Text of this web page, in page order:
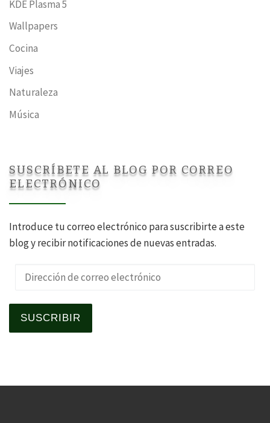
KDE Plasma 5
Wallpapers
Cocina
Viajes
Naturaleza
Música
SUSCRÍBETE AL BLOG POR CORREO
ELECTRÓNICO
Introduce tu correo electrónico para suscribirte a este
blog y recibir notificaciones de nuevas entradas.
Dirección de correo electrónico
SUSCRIBIR